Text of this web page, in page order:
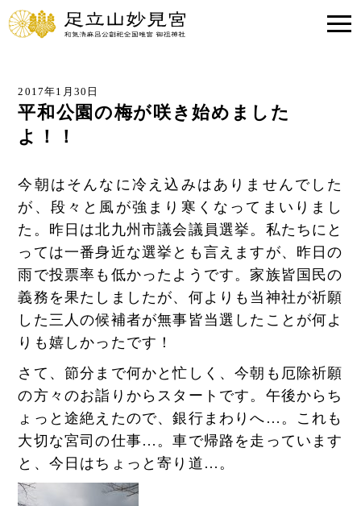
2017年1月30日
平和公園の梅が咲き始めました
よ！！
今朝はそんなに冷え込みはありませんでした
が、段々と風が強まり寒くなってまいりまし
た。昨日は北九州市議会議員選挙。私たちにと
っては一番身近な選挙とも言えますが、昨日の
雨で投票率も低かったようです。家族皆国民の
義務を果たしましたが、何よりも当神社が祈願
した三人の候補者が無事皆当選したことが何よ
りも嬉しかったです！
さて、節分まで何かと忙しく、今朝も厄除祈願
の方々のお詣りからスタートです。午後からち
ょっと途絶えたので、銀行まわりへ…。これも
大切な宮司の仕事…。車で帰路を走っています
と、今日はちょっと寄り道…。